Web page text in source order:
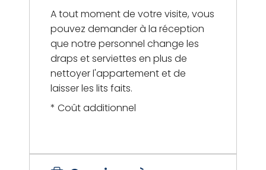
A tout moment de votre visite, vous
pouvez demander à la réception
que notre personnel change les
draps et serviettes en plus de
nettoyer l'appartement et de
laisser les lits faits.
* Coût additionnel